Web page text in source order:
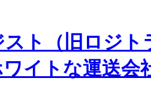
ト（旧ロジ
イトな運送会